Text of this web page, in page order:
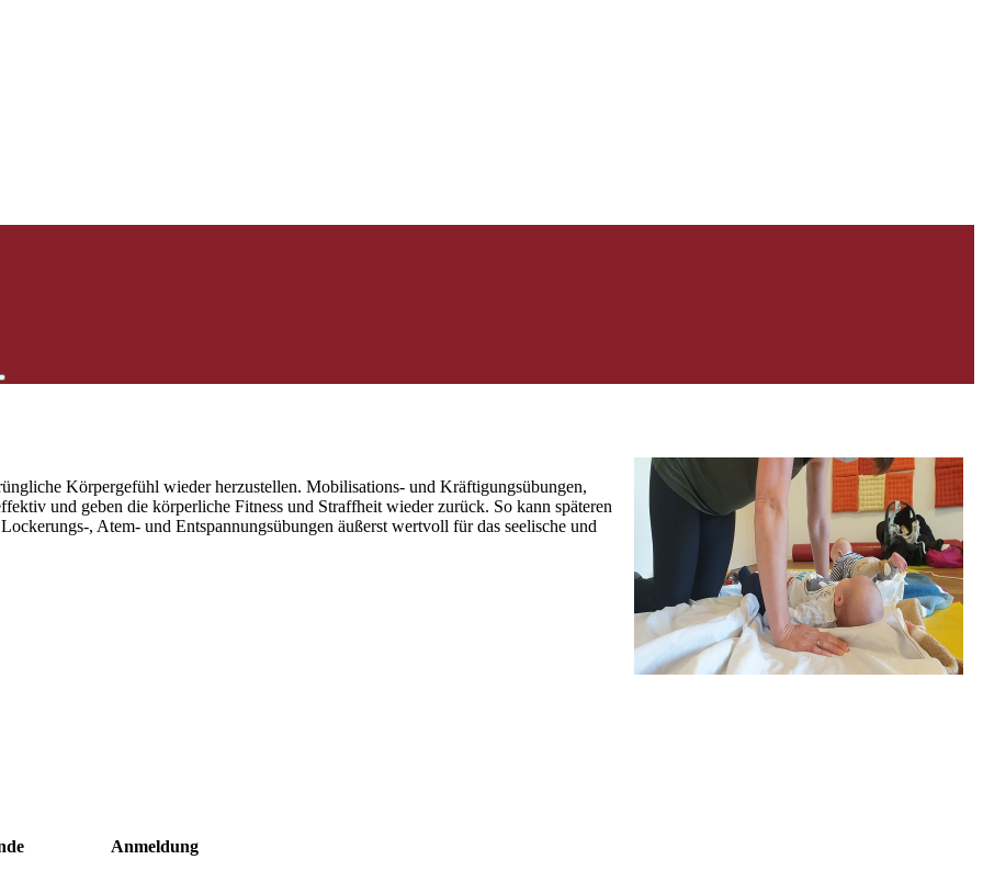
Körpergefühl wieder herzustellen. Mobilisations- und Kräftigungsübungen,
und geben die körperliche Fitness und Straffheit wieder zurück. So kann späteren
, Atem- und Entspannungsübungen äußerst wertvoll für das seelische und
Anmeldung